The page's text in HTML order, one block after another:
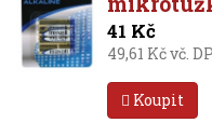
41 Kč
49,61 Kč vč.
Koupit